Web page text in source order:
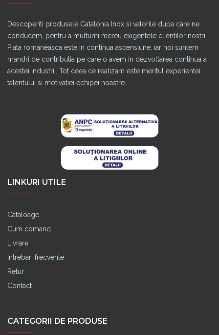
Descoperiti produsele Catalonia Inox si valorile dupa care ne
conducem, pentru a multumi mereu exigentele clientilor nostri.
Piata romaneasca este in continua ascensiune, iar noi suntem
mandri de contributia pe care o avem in dezvoltarea continua a
acestei industrii. Tot ceea ce realizam este meritul experientei,
talentului si motivatiei echipei noastre.
LINKURI UTILE
Cataloage
Cum comand
Livrare
Intrebari frecvente
Retur
Contact
CATEGORII DE PRODUSE